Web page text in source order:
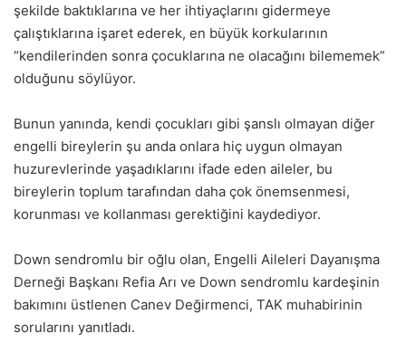
şekilde baktıklarına ve her ihtiyaçlarını gidermeye
çalıştıklarına işaret ederek, en büyük korkularının
“kendilerinden sonra çocuklarına ne olacağını bilememek”
olduğunu söylüyor.
Bunun yanında, kendi çocukları gibi şanslı olmayan diğer
engelli bireylerin şu anda onlara hiç uygun olmayan
huzurevlerinde yaşadıklarını ifade eden aileler, bu
bireylerin toplum tarafından daha çok önemsenmesi,
korunması ve kollanması gerektiğini kaydediyor.
Down sendromlu bir oğlu olan, Engelli Aileleri Dayanışma
Derneği Başkanı Refia Arı ve Down sendromlu kardeşinin
bakımını üstlenen Canev Değirmenci, TAK muhabirinin
sorularını yanıtladı.